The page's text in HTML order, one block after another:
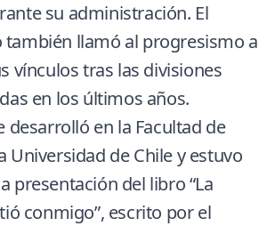
su administración. El
llamó al progresismo a
vínculos tras las divisiones
en los últimos años.
desarrolló en la Facultad de
Universidad de Chile y estuvo
presentación del libro “La
conmigo”, escrito por el